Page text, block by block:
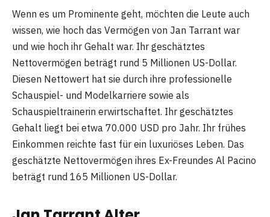
Wenn es um Prominente geht, möchten die Leute auch
wissen, wie hoch das Vermögen von Jan Tarrant war
und wie hoch ihr Gehalt war. Ihr geschätztes
Nettovermögen beträgt rund 5 Millionen US-Dollar.
Diesen Nettowert hat sie durch ihre professionelle
Schauspiel- und Modelkarriere sowie als
Schauspieltrainerin erwirtschaftet. Ihr geschätztes
Gehalt liegt bei etwa 70.000 USD pro Jahr. Ihr frühes
Einkommen reichte fast für ein luxuriöses Leben. Das
geschätzte Nettovermögen ihres Ex-Freundes Al Pacino
beträgt rund 165 Millionen US-Dollar.